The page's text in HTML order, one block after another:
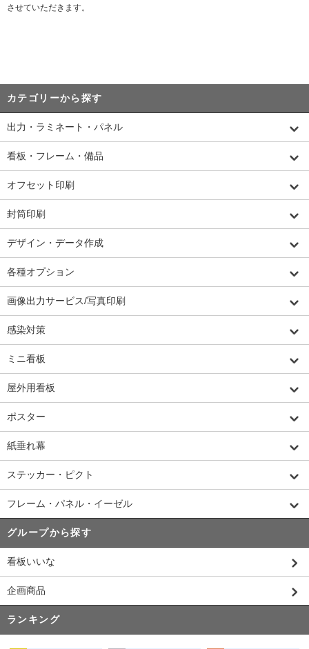
させていただきます。
カテゴリーから探す
出力・ラミネート・パネル
看板・フレーム・備品
オフセット印刷
封筒印刷
デザイン・データ作成
各種オプション
画像出力サービス/写真印刷
感染対策
ミニ看板
屋外用看板
ポスター
紙垂れ幕
ステッカー・ピクト
フレーム・パネル・イーゼル
グループから探す
看板いいな
企画商品
ランキング